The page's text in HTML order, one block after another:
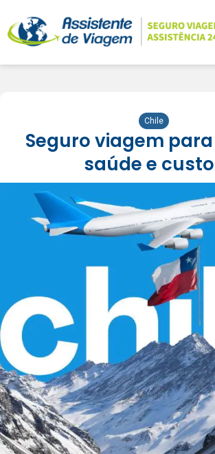
Chile
Seguro viagem para
saúde e